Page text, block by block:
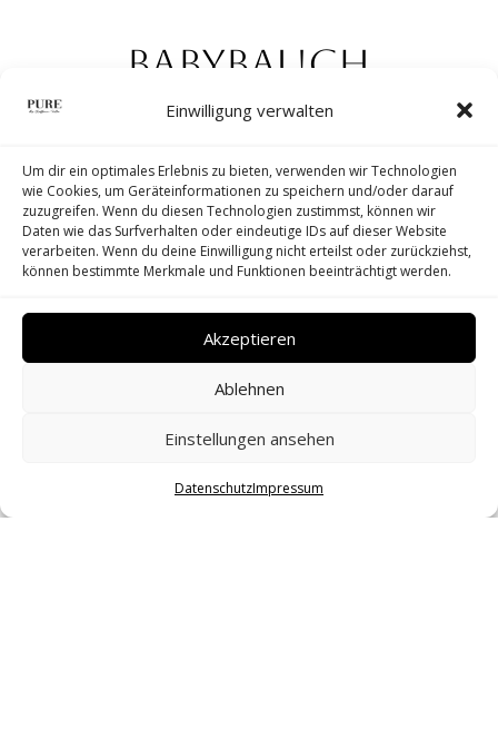
Einwilligung verwalten
Um dir ein optimales Erlebnis zu bieten, verwenden wir Technologien
wie Cookies, um Geräteinformationen zu speichern und/oder darauf
zuzugreifen. Wenn du diesen Technologien zustimmst, können wir
Daten wie das Surfverhalten oder eindeutige IDs auf dieser Website
verarbeiten. Wenn du deine Einwilligung nicht erteilst oder zurückziehst,
können bestimmte Merkmale und Funktionen beeinträchtigt werden.
Akzeptieren
Ablehnen
Einstellungen ansehen
DatenschutzImpressum
BABYBAUCH
SHOOTING IN
MEERBUSCH
Stilvolle Schwangerschaftsfotografie